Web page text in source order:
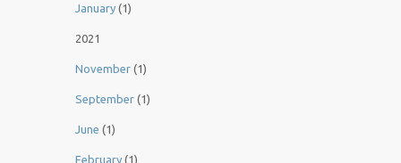
January (1)
2021
November (1)
September (1)
June (1)
February (1)